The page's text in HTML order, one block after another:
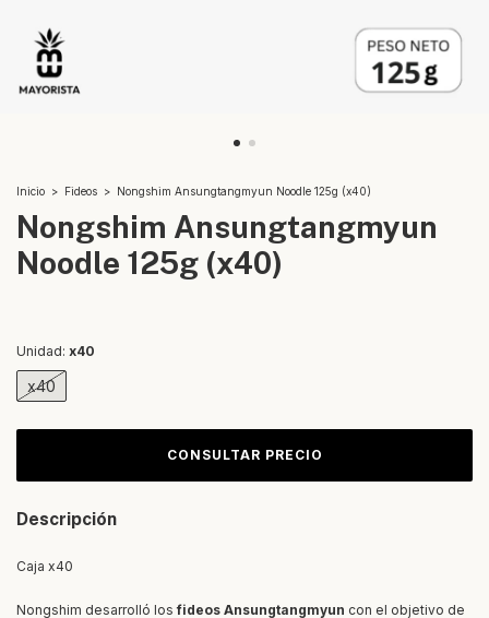
Inicio > Fideos > Nongshim Ansungtangmyun Noodle 125g (x40)
Nongshim Ansungtangmyun
Noodle 125g (x40)
Unidad: x40
x40
Descripción
Caja x40
Nongshim desarrolló losfideos Ansungtangmyun con el objetivo de